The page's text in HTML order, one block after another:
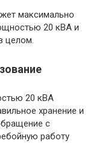
максимально
20 кВА и
целом.
20 кВА
хранение и
с
работу